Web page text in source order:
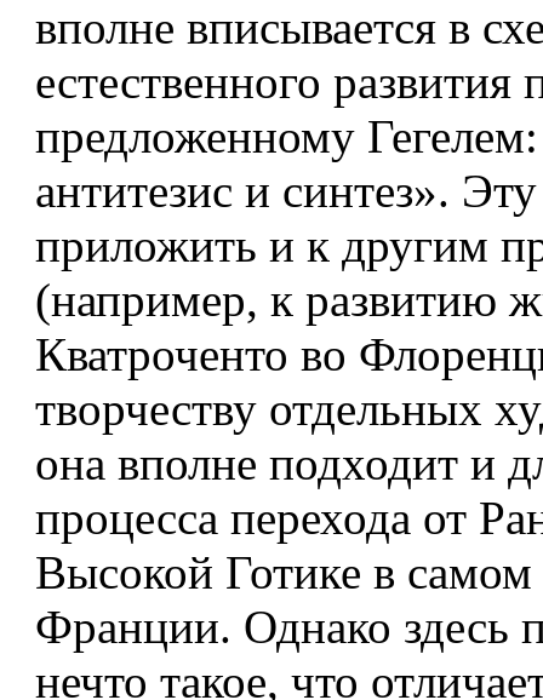
вполне вписывается в
естественного
предложенному Гегелем:
антитезис и синтез».
приложить и к другим
(например, к развитию
Кватроченто во
творчеству отдельных
она вполне подходит и
процесса перехода от
Высокой Готике в самом
Франции. Однако здесь
нечто такое, что